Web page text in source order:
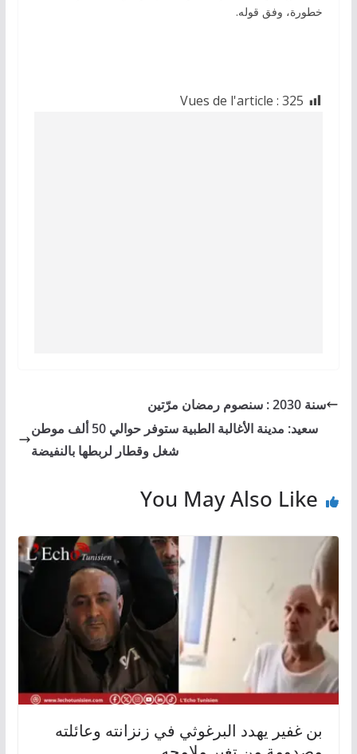
خطورة، وفق قوله.
Vues de l'article : 325
سنة 2030 : سنصوم رمضان مرّتين
سعيد: مدينة الأغالبة الطبية ستوفر حوالي 50 ألف موطن
شغل وقطار لربطها بالنفيضة
You May Also Like
بن غفير يهدد البرغوثي في زنزانته وعائلته